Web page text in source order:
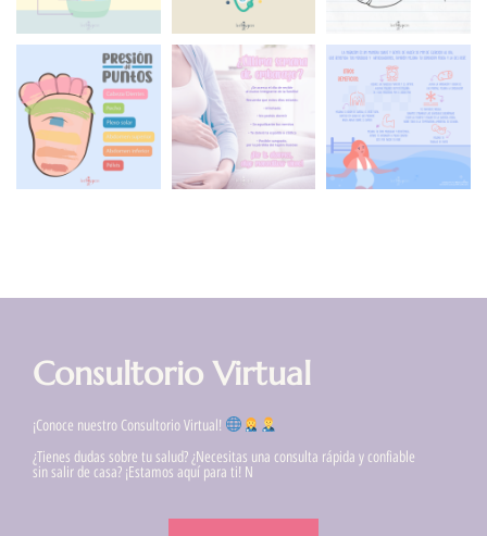
Consultorio Virtual
¡Conoce nuestro Consultorio Virtual!
¿Tienes dudas sobre tu salud? ¿Necesitas una consulta rápida y confiable
sin salir de casa? ¡Estamos aquí para ti! N